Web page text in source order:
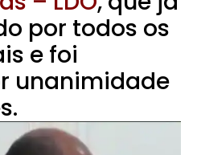
por todos os
e foi
unanimidade